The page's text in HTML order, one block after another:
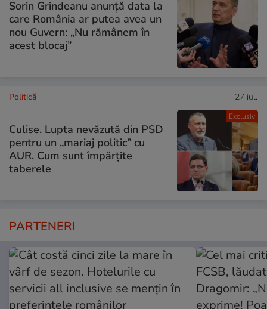
Sorin Grindeanu anunță data la
care România ar putea avea un
nou Guvern: „Nu rămânem în
acest blocaj”
Exclusiv
Politică 27 iul.
Culise. Lupta nevăzută din PSD
pentru un „mariaj politic” cu
AUR. Cum sunt împărțite
taberele
PARTENERI